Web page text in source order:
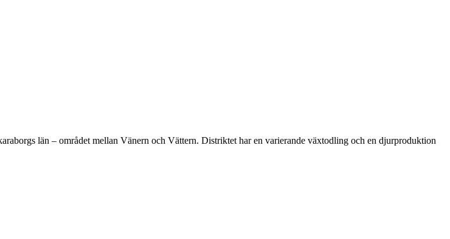
län – området mellan Vänern och Vättern. Distriktet har en varierande växtodling och en djurproduktion